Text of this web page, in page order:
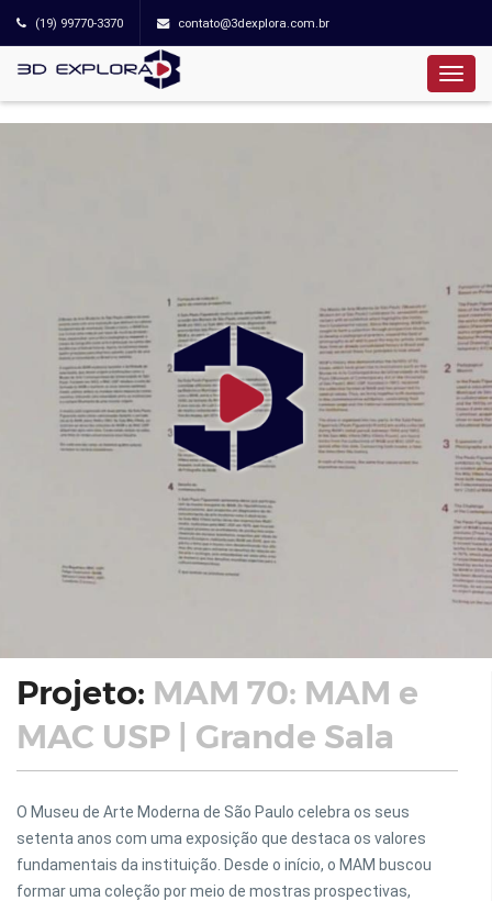
(19) 99770-3370 contato@3dexplora.com.br
Projeto: MAM 70: MAM e
MAC USP | Grande Sala
O Museu de Arte Moderna de São Paulo celebra os seus
setenta anos com uma exposição que destaca os valores
fundamentais da instituição. Desde o início, o MAM buscou
formar uma coleção por meio de mostras prospectivas,